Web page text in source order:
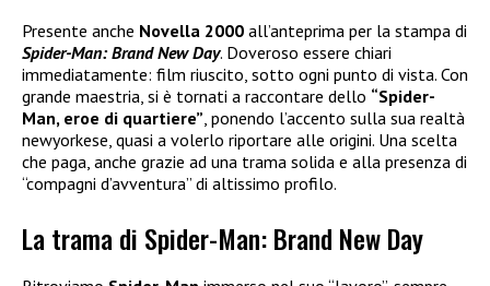
Presente anche Novella 2000 all’anteprima per la stampa di
Spider-Man: Brand New Day. Doveroso essere chiari
immediatamente: film riuscito, sotto ogni punto di vista. Con
grande maestria, si è tornati a raccontare dello “Spider-
Man, eroe di quartiere” , ponendo l’accento sulla sua realtà
newyorkese, quasi a volerlo riportare alle origini. Una scelta
che paga, anche grazie ad una trama solida e alla presenza di
“compagni d’avventura” di altissimo profilo.
La trama di Spider-Man: Brand New Day